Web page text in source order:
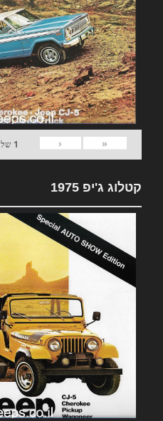
«
‹
1 של
קטלוג ג'יפ 1975